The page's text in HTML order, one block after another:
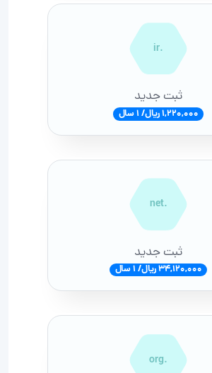
.ir
ثبت جدید
1,220,000 ریال/ 1 سال
.net
ثبت جدید
34,120,000 ریال/ 1 سال
.org